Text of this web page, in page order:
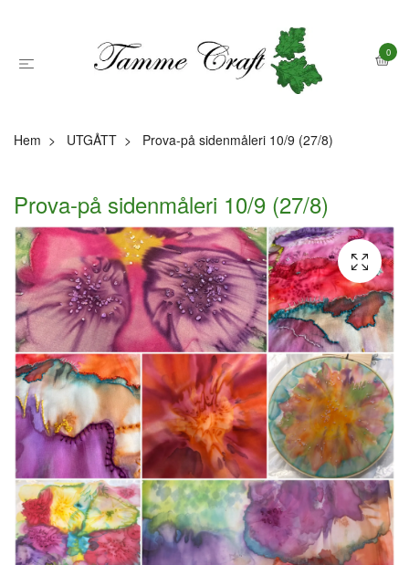
0
Hem UTGÅTT Prova-på sidenmåleri 10/9 (27/8)
Prova-på sidenmåleri 10/9 (27/8)